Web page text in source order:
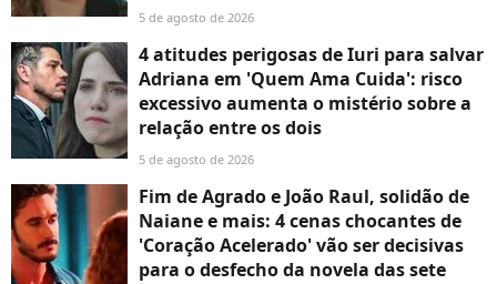
5 de agosto de 2026
4 atitudes perigosas de Iuri para salvar
Adriana em 'Quem Ama Cuida': risco
excessivo aumenta o mistério sobre a
relação entre os dois
5 de agosto de 2026
Fim de Agrado e João Raul, solidão de
Naiane e mais: 4 cenas chocantes de
'Coração Acelerado' vão ser decisivas
para o desfecho da novela das sete